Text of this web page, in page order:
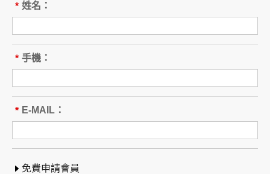
間
* 姓名：
* 手機：
* E-MAIL：
免費申請會員